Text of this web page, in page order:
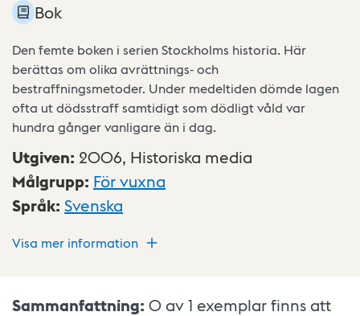
Bok
Den femte boken i serien Stockholms historia. Här
berättas om olika avrättnings- och
bestraffningsmetoder. Under medeltiden dömde lagen
ofta ut dödsstraff samtidigt som dödligt våld var
hundra gånger vanligare än i dag.
Utgiven: 2006, Historiska media
Målgrupp: För vuxna
Språk: Svenska
Visa mer information
Sammanfattning: 0 av 1 exemplar finns att